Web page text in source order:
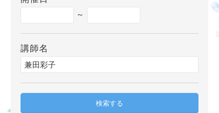
～
講師名
検索する